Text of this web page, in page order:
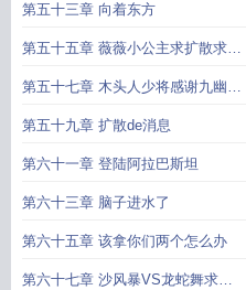
第五十三章 向着东方
第五十五章 薇薇小公主求扩散求收
藏求推荐啦
第五十七章 木头人少将感谢九幽魔
血书友de打赏
第五十九章 扩散de消息
第六十一章 登陆阿拉巴斯坦
第六十三章 脑子进水了
第六十五章 该拿你们两个怎么办
第六十七章 沙风暴VS龙蛇舞求扩